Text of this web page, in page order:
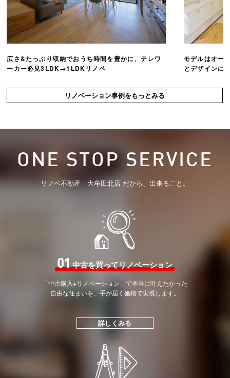
広さ&たっぷり収納でおうち時間を豊かに、テレワ
ーカー必見3LDK→1LDKリノベ
モデルはオー
とデザインに
リノベーション事例をもっとみる
ONE STOP SERVICE
リノベ不動産｜大牟田北店 だから、出来ること。
01中古を買ってリノベーション
「中古購入+リノベーション」で本当に叶えたかった
自由な住まいを、手が届く価格で実現します。
詳しくみる